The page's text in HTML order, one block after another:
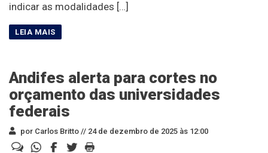
indicar as modalidades […]
Andifes alerta para cortes no
orçamento das universidades
federais
por Carlos Britto // 24 de dezembro de 2025 às 12:00